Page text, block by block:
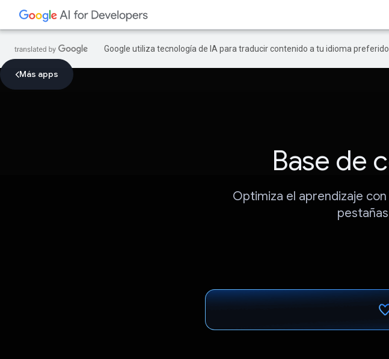
Google utiliza tecnología de IA para traducir contenido a tu idioma
Más apps
Base de
Optimiza el aprendizaje